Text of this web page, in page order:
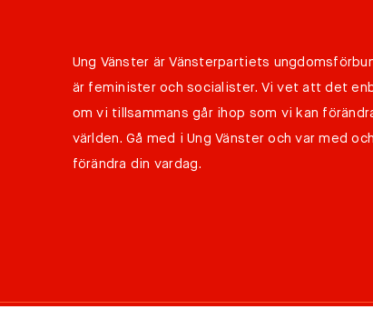
Ung Vänster är Vänsterpartiets
är feminister och socialister. Vi vet att det
om vi tillsammans går ihop som vi kan
världen. Gå med i Ung Vänster och var med och
förändra din vardag.